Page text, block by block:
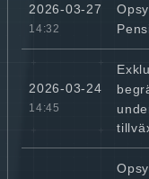
2026-03-27
14:32
2026-03-24
14:45